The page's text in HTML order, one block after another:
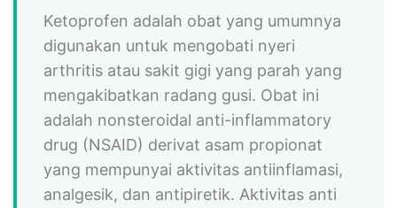
Ketoprofen adalah obat yang umumnya
digunakan untuk mengobati nyeri
arthritis atau sakit gigi yang parah yang
mengakibatkan radang gusi. Obat ini
adalah nonsteroidal anti-inflammatory
drug (NSAID) derivat asam propionat
yang mempunyai aktivitas antiinflamasi,
analgesik, dan antipiretik. Aktivitas anti